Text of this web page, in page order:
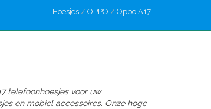
Hoesjes / OPPO / Oppo A17
telefoonhoesjes voor uw
en mobiel accessoires. Onze hoge